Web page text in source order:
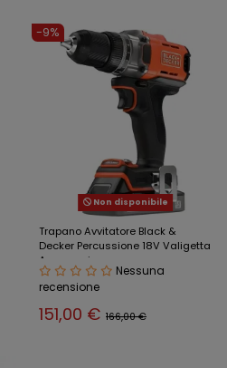
-9%
Non disponibile
Trapano Avvitatore Black &
Decker Percussione 18V Valigetta
Accessori
Nessuna
recensione
151,00 € 166,00 €